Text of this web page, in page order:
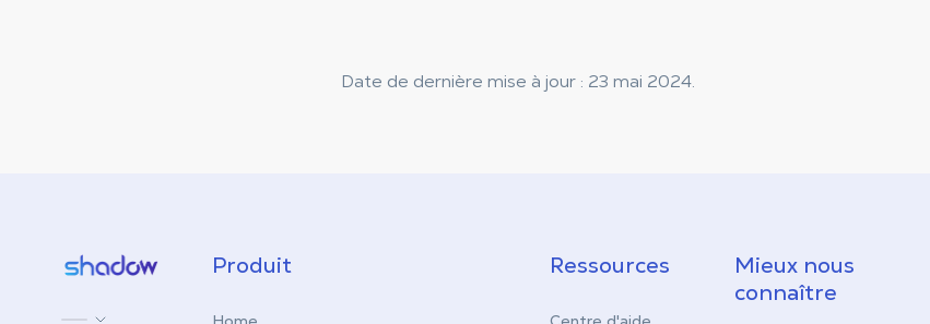
Date de dernière mise à jour : 23 mai 2024.
Shadow.tech Produit Ressources
Mieux nous
connaître